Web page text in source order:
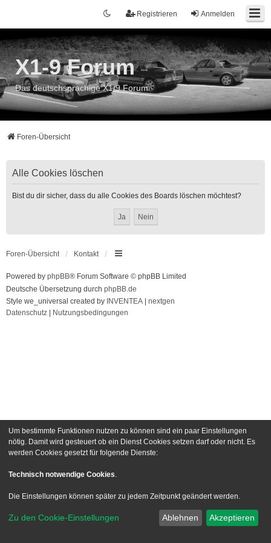
Anmelden
Registrieren
X1-9 Forum
Das deutschsprachige X1/9 Forum
Foren-Übersicht
Alle Cookies löschen
Bist du dir sicher, dass du alle Cookies des Boards löschen möchtest?
Foren-Übersicht Kontakt
Powered by phpBB® Forum Software © phpBB Limited
Deutsche Übersetzung durch phpBB.de
Style we_universal created by INVENTEA
nextgen
Datenschutz
Nutzungsbedingungen
Um bestimmte Funktionen nutzen zu können sind ein paar Einstellungen
nötig. Damit wird gesteuert ob ein Dienst Cookies setzen darf oder nicht. Es
werden Cookies gesetzt für folgende Dienste:
Technisch notwendige Cookies.
Die Einstellungen können später zu jedem Zeitpunkt geändert werden.
Zu den Cookie-Einstellungen Ablehnen Akzeptieren